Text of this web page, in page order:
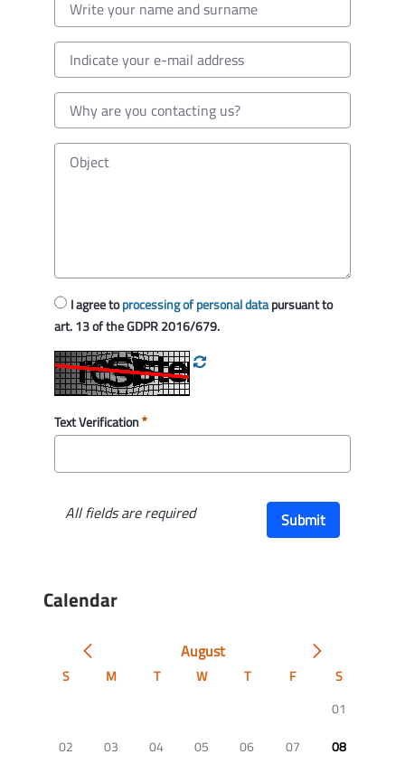
I agree toprocessing of personal datapursuant to
art. 13 of the GDPR 2016/679.
Text Verification
All fields are required Submit
Calendar
August
S M T W T F
S
01
02
03 04 05 06 07
08